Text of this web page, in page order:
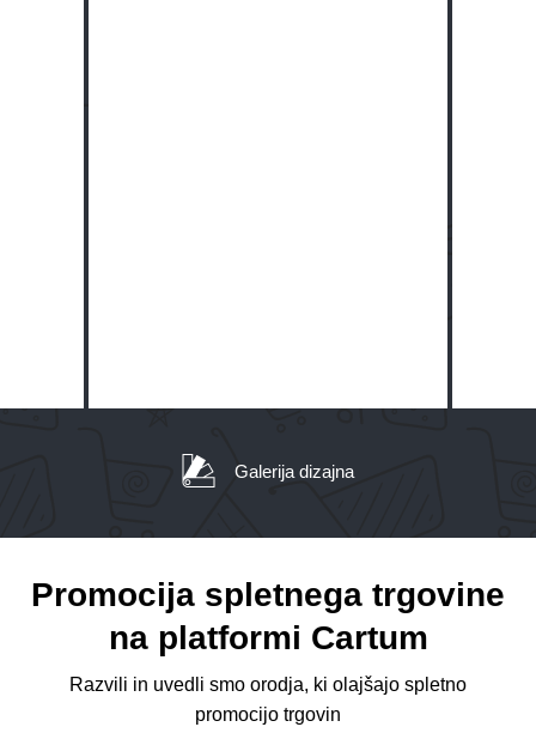
Galerija dizajna
Promocija spletnega trgovine
na platformi Cartum
Razvili in uvedli smo orodja, ki olajšajo spletno
promocijo trgovin